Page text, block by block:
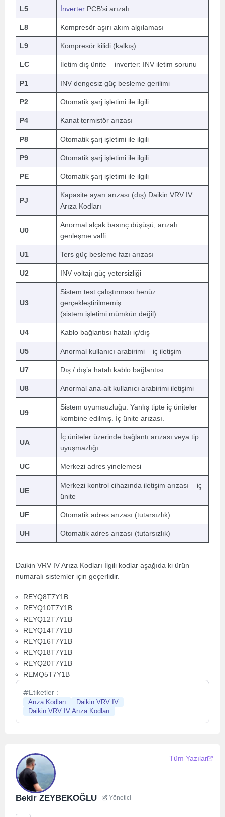
L5 İnverter PCB’si arızalı
L8 Kompresör aşırı akım algılaması
L9 Kompresör kilidi (kalkış)
LC İletim dış ünite – inverter: INV iletim sorunu
P1 INV dengesiz güç besleme gerilimi
P2 Otomatik şarj işletimi ile ilgili
P4 Kanat termistör arızası
P8 Otomatik şarj işletimi ile ilgili
P9 Otomatik şarj işletimi ile ilgili
PE Otomatik şarj işletimi ile ilgili
PJ
Kapasite ayarı arızası (dış) Daikin VRV IV
Arıza Kodları
U0
Anormal alçak basınç düşüşü, arızalı
genleşme valfi
U1 Ters güç besleme fazı arızası
U2 INV voltajı güç yetersizliği
U3
Sistem test çalıştırması henüz
gerçekleştirilmemiş
(sistem işletimi mümkün değil)
U4 Kablo bağlantısı hatalı iç/dış
U5 Anormal kullanıcı arabirimi – iç iletişim
U7 Dış / dış’a hatalı kablo bağlantısı
U8 Anormal ana-alt kullanıcı arabirimi iletişimi
U9
Sistem uyumsuzluğu. Yanlış tipte iç üniteler
kombine edilmiş. İç ünite arızası.
UA
İç üniteler üzerinde bağlantı arızası veya tip
uyuşmazlığı
UC Merkezi adres yinelemesi
UE
Merkezi kontrol cihazında iletişim arızası – iç
ünite
UF Otomatik adres arızası (tutarsızlık)
UH Otomatik adres arızası (tutarsızlık)
Daikin VRV IV Arıza Kodları İlgili kodlar aşağıda ki ürün
numaralı sistemler için geçerlidir.
REYQ8T7Y1B
REYQ10T7Y1B
REYQ12T7Y1B
REYQ14T7Y1B
REYQ16T7Y1B
REYQ18T7Y1B
REYQ20T7Y1B
REMQ5T7Y1B
Etiketler :
Arıza Kodları
Daikin VRV IV
Daikin VRV IV Arıza Kodları
Bekir ZEYBEKOĞLU Yönetici
Tüm Yazılar